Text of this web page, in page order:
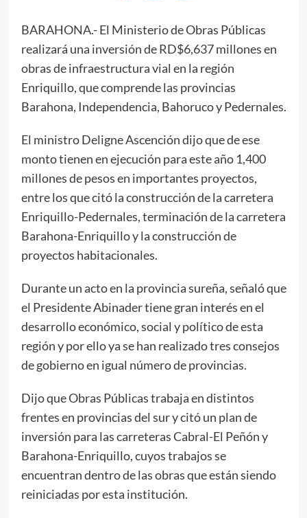
BARAHONA.- El Ministerio de Obras Públicas
realizará una inversión de RD$6,637 millones en
obras de infraestructura vial en la región
Enriquillo, que comprende las provincias
Barahona, Independencia, Bahoruco y Pedernales.
El ministro Deligne Ascención dijo que de ese
monto tienen en ejecución para este año 1,400
millones de pesos en importantes proyectos,
entre los que citó la construcción de la carretera
Enriquillo-Pedernales, terminación de la carretera
Barahona-Enriquillo y la construcción de
proyectos habitacionales.
Durante un acto en la provincia sureña, señaló que
el Presidente Abinader tiene gran interés en el
desarrollo económico, social y político de esta
región y por ello ya se han realizado tres consejos
de gobierno en igual número de provincias.
Dijo que Obras Públicas trabaja en distintos
frentes en provincias del sur y citó un plan de
inversión para las carreteras Cabral-El Peñón y
Barahona-Enriquillo, cuyos trabajos se
encuentran dentro de las obras que están siendo
reiniciadas por esta institución.